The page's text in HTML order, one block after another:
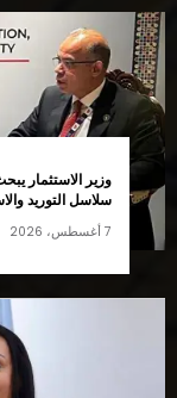
وزير
سلاسل التوريد
7 أغسطس، 2026